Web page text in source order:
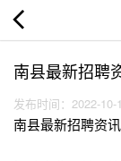
南县最新招聘
发布时间：2022-
南县最新招聘资